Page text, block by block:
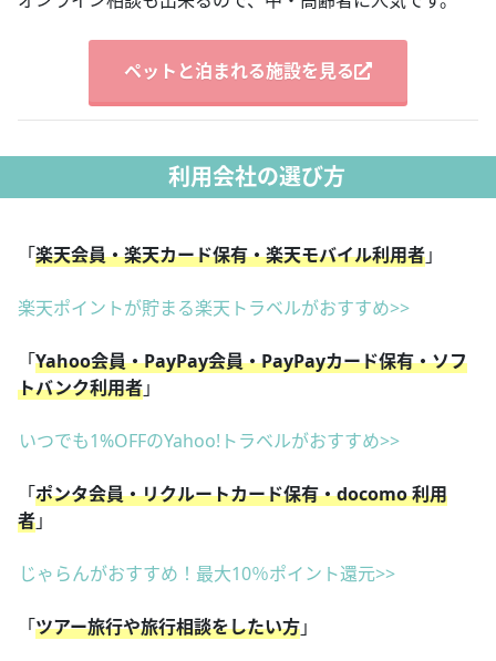
ペットと泊まれる施設を見る
利用会社の選び方
「楽天会員・楽天カード保有・楽天モバイル利用者」
楽天ポイントが貯まる楽天トラベルがおすすめ>>
「Yahoo会員・PayPay会員・PayPayカード保有・ソフ
トバンク利用者」
いつでも1%OFFのYahoo!トラベルがおすすめ>>
「ポンタ会員・リクルートカード保有・docomo 利用
者」
じゃらんがおすすめ！最大10％ポイント還元>>
「ツアー旅行や旅行相談をしたい方」